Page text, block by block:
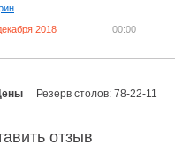
2018
00:00
Резерв столов: 78-22-11
отзыв